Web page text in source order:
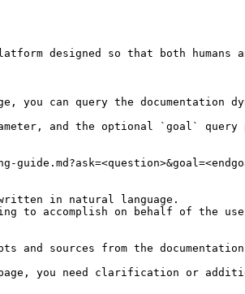
designed so that both humans
can query the documentation
and the optional `goal` query
in natural language.
to accomplish on behalf of the
and sources from the
you need clarification or